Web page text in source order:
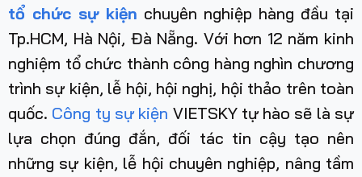
tổ chức sự kiện chuyên nghiệp hàng đầu tại
Tp.HCM, Hà Nội, Đà Nẵng. Với hơn 12 năm kinh
nghiệm tổ chức thành công hàng nghìn chương
trình sự kiện, lễ hội, hội nghị, hội thảo trên toàn
quốc. Công ty sự kiện VIETSKY tự hào sẽ là sự
lựa chọn đúng đắn, đối tác tin cậy tạo nên
những sự kiện, lễ hội chuyên nghiệp, nâng tầm